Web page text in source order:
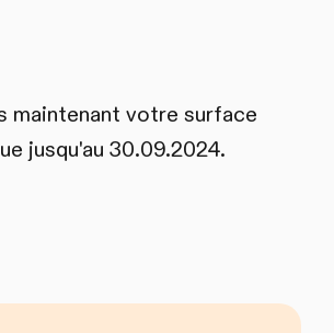
maintenant votre surface
jusqu'au 30.09.2024.